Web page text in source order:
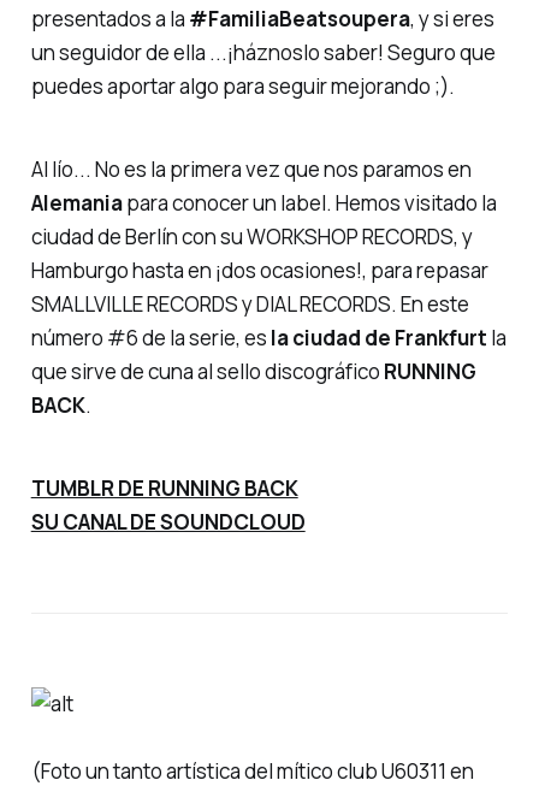
presentados a la #FamiliaBeatsoupera, y si eres
un seguidor de ella ...¡háznoslo saber! Seguro que
puedes aportar algo para seguir mejorando ;).
Al lío... No es la primera vez que nos paramos en
Alemaniapara conocer un label. Hemos visitado la
ciudad de Berlín con su WORKSHOP RECORDS, y
Hamburgo hasta en ¡dos ocasiones!, para repasar
SMALLVILLE RECORDS y DIAL RECORDS. En este
número #6 de la serie, es la ciudad de Frankfurt la
que sirve de cuna al sello discográfico RUNNING
BACK.
TUMBLR DE RUNNING BACK
SU CANAL DE SOUNDCLOUD
(Foto un tanto artística del mítico club U60311 en